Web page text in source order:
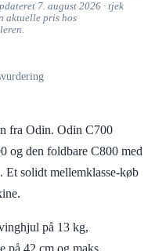
7. august 2026 · tjek
aktuelle pris hos
fra Odin. Odin C700
og den foldbare C800 med
solidt mellemklasse-køb
på 13 kg,